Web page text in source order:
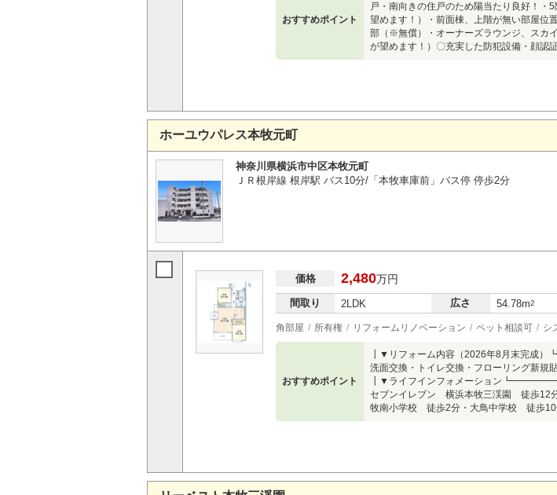
おすすめポイント
戸・南向きの住戸のため陽当たり良好！・
望めます！）・前面棟、上階が無い部屋位
部（※無償）・オーナーズラウンジ、スカ
が望めます！）〇充実した防犯設備・顔認
ホーユウパレス本牧元町
神奈川県横浜市中区本牧元町
ＪＲ根岸線 根岸駅 バス10分/「本牧車庫前」バス停 停歩2分
価格 2,480万円
間取り 2LDK 広さ 54.78m2
角部屋 所有権 リフォームリノベーション ペット相談可 シ
おすすめポイント
┃▼リフォーム内容（2026年8月末
洗面交換・トイレ交換・フローリング新規
┃▼ライフインフォメーション
セブンイレブン 横浜本牧三渓園 徒歩12
牧南小学校 徒歩2分・大鳥中学校 徒歩